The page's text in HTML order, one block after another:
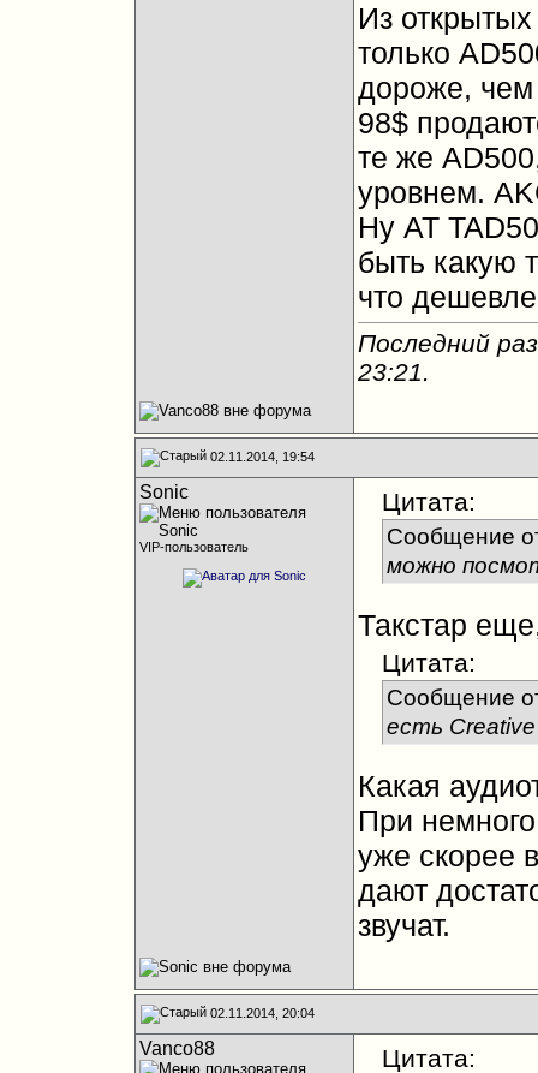
Из открытых
только
дороже, чем
98$
те же
уровнем.
Ну AT
быть какую
что
Последний
23:21.
02.11.2014, 19:54
Sonic
VIP-пользователь
Цитата:
Сообщение
можно
Такстар
Цитата:
Сообщение
есть
Какая
При
уже скорее
дают
звучат.
02.11.2014, 20:04
Vanco88 Цитата: